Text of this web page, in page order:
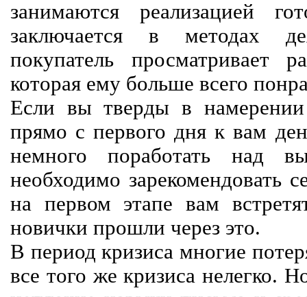
занимаются реализацией
заключается в методах
покупатель просматривает
которая ему больше всего
Если вы тверды в
прямо с первого дня к вам
немного поработать над
необходимо зарекомендовать
на первом этапе вам
новички прошли через это.
В период кризиса многие
все того же кризиса нелегко.